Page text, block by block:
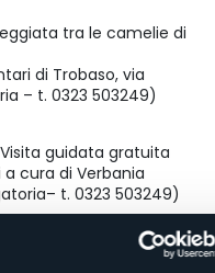
tra le camelie di
di Trobaso, via
– t. 0323 503249)
guidata gratuita
cura di Verbania
t. 0323 503249)
sul Lago Maggiore.